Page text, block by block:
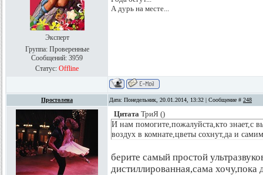
Эксперт
Группа: Проверенные
Сообщений: 3959
Статус: Offline
А дурь на месте...
Простолена Дата: Понедельник, 20.01.2014, 13:32 | Сообщение # 248
Цитата ТриЯ ()
И нам помогите,пожалуйста,кто знает,с
воздух в комнате,цветы сохнут,да и
берите самый простой
дистиллированная,сама